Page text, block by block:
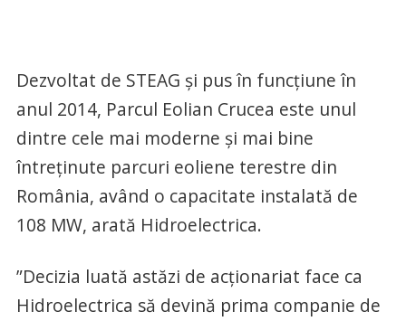
Dezvoltat de STEAG și pus în funcțiune în
anul 2014, Parcul Eolian Crucea este unul
dintre cele mai moderne și mai bine
întreținute parcuri eoliene terestre din
România, având o capacitate instalată de
108 MW, arată Hidroelectrica.
”Decizia luată astăzi de acționariat face ca
Hidroelectrica să devină prima companie de